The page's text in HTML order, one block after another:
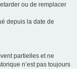
ou de remplacer
depuis la date de
partielles et ne
n’est pas toujours